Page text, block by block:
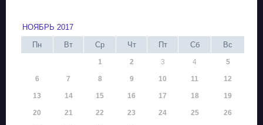
НОЯБРЬ 2017
Пн
Вт Ср Чт Пт Сб Вс
1 2 3 4 5
6 7 8 9 10 11 12
13 14 15 16 17 18 19
20 21 22 23 24 25 26